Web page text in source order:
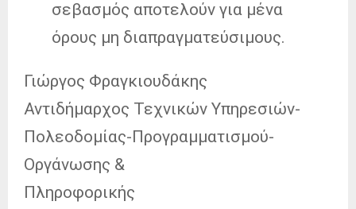
σεβασμός αποτελούν για μένα
όρους μη διαπραγματεύσιμους.
Γιώργος Φραγκιουδάκης
Αντιδήμαρχος Τεχνικών Υπηρεσιών-
Πολεοδομίας-Προγραμματισμού-
Οργάνωσης &
Πληροφορικής